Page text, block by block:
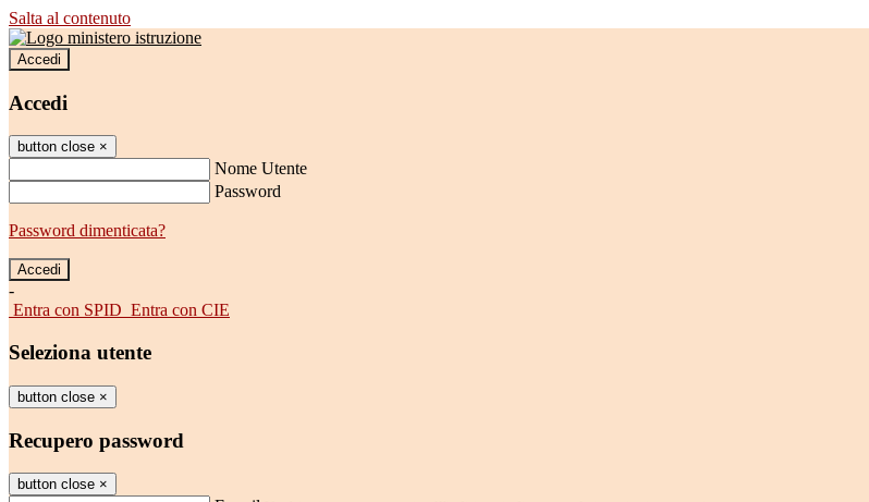
Salta al contenuto
Accedi
Accedi
button close ×
Nome Utente
Password
Password dimenticata?
-
Entra con SPID Entra con CIE
Seleziona utente
button close ×
Recupero password
button close ×